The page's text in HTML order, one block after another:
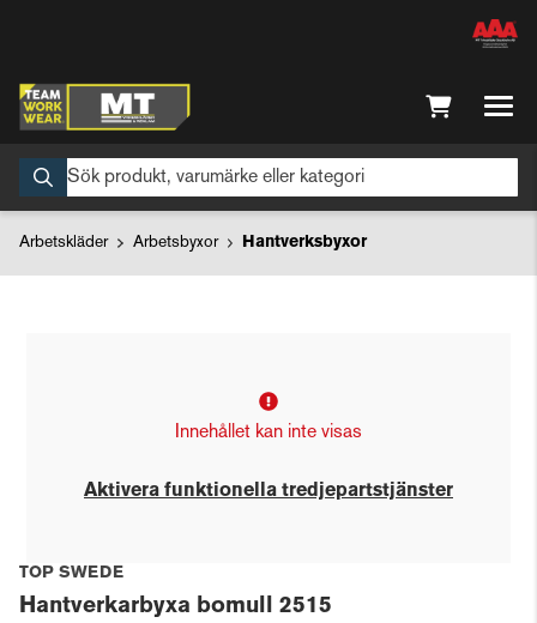
Arbetskläder Arbetsbyxor Hantverksbyxor
Innehållet kan inte visas
Aktivera funktionella tredjepartstjänster
TOP SWEDE
Hantverkarbyxa bomull 2515